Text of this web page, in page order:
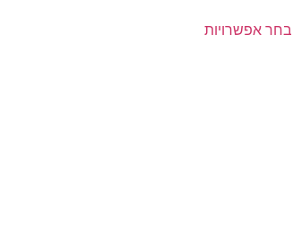
בחר אפשרויות